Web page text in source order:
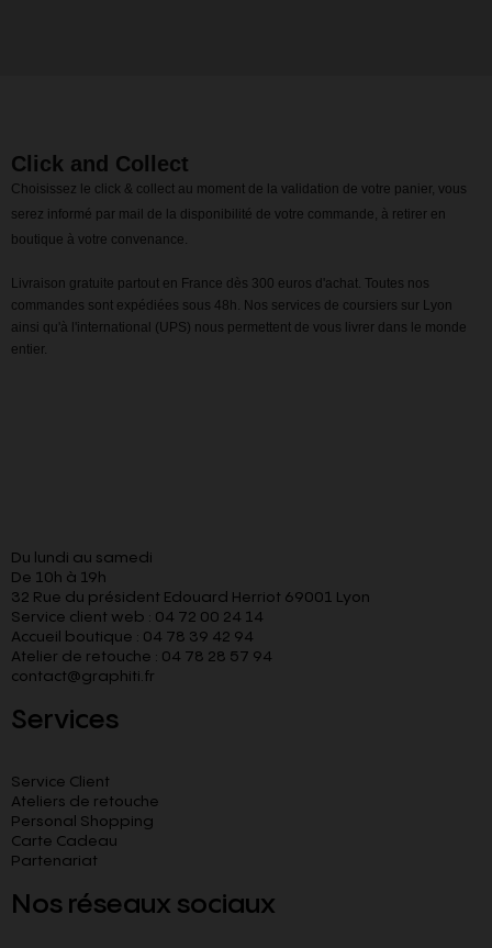
Click and Collect
Choisissez le click & collect au moment de la validation de votre panier, vous
serez informé par mail de la disponibilité de votre commande, à retirer en
boutique à votre convenance.
Livraison gratuite partout en France dès 300 euros d'achat. Toutes nos
commandes sont expédiées sous 48h. Nos services de coursiers sur Lyon
ainsi qu'à l'international (UPS) nous permettent de vous livrer dans le monde
entier.
Du lundi au samedi
De 10h à 19h
32 Rue du président Edouard Herriot 69001 Lyon
Service client web : 04 72 00 24 14
Accueil boutique : 04 78 39 42 94
Atelier de retouche : 04 78 28 57 94
contact@graphiti.fr
Services
Service Client
Ateliers de retouche
Personal Shopping
Carte Cadeau
Partenariat
Nos réseaux sociaux